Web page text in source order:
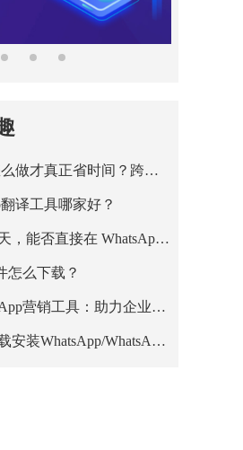
WhatsApp翻译怎么做才真正省时间？跨境王WhatsApp客服系统的正确用法
译工具哪家好？
我跟外国客户聊天，能否直接在 WhatsApp 里把英文消息翻成中文？
怎么下载？
2025年5款WhatsApp营销工具：助力企业高效拓客与私域增长
安卓手机怎么下载安装WhatsApp/WhatsApp Business？